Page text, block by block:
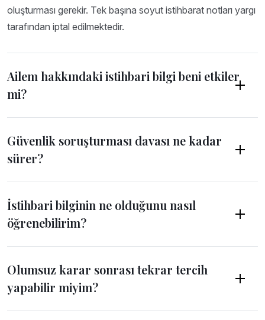
oluşturması gerekir. Tek başına soyut istihbarat notları yargı
tarafından iptal edilmektedir.
Ailem hakkındaki istihbari bilgi beni etkiler
mi?
Güvenlik soruşturması davası ne kadar
sürer?
İstihbari bilginin ne olduğunu nasıl
öğrenebilirim?
Olumsuz karar sonrası tekrar tercih
yapabilir miyim?